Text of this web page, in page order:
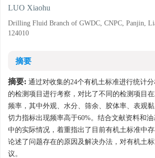
LUO Xiaohu
Drilling Fluid Branch of GWDC, CNPC, Panjin,
124010
摘要
摘要: 通过对收集的24个有机土标准进行统计
的检测项目进行考察，对比了不同的检测项目
频率，其中外观、水分、筛余、胶体率、表观
切力指标出现频率高于60%。结合文献资料和
中的实际情况，着重指出了目前有机土标准中
论述了问题存在的原因及解决办法，对有机土
议。